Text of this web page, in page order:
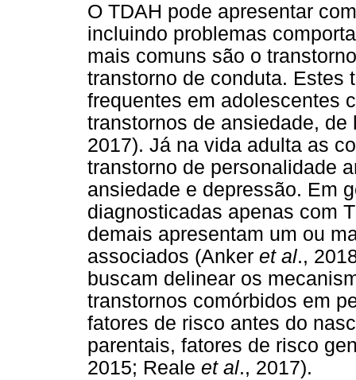
O TDAH pode apresentar
incluindo problemas
mais comuns são o
transtorno de conduta. Estes
frequentes em adolescentes
transtornos de ansiedade,
2017). Já na vida adulta as
transtorno de personalidade
ansiedade e depressão. Em
diagnosticadas apenas com
demais apresentam um ou
associados (Anker et al.,
buscam delinear os
transtornos comórbidos em
fatores de risco antes do
parentais, fatores de risco
2015; Reale et al., 2017).